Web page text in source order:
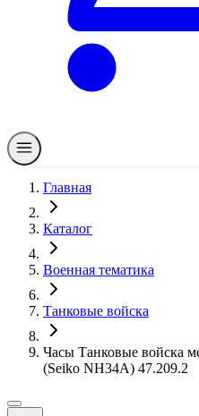
Главная
Каталог
Военная тематика
Танковые войска
Часы Танковые войска
(Seiko NH34A) 47.209.2